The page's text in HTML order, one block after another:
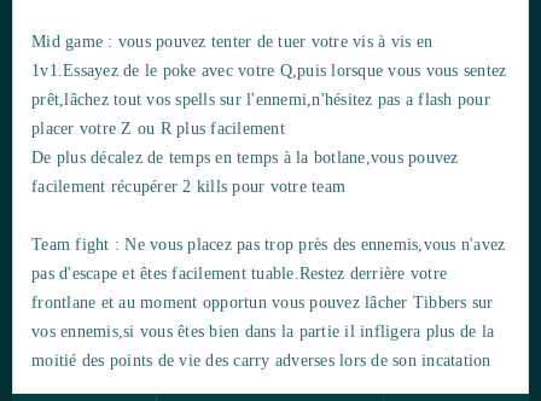
Mid game : vous pouvez tenter de tuer votre vis à vis en
1v1.Essayez de le poke avec votre Q,puis lorsque vous vous sentez
prêt,lâchez tout vos spells sur l'ennemi,n'hésitez pas a flash pour
placer votre Z ou R plus facilement
De plus décalez de temps en temps à la botlane,vous pouvez
facilement récupérer 2 kills pour votre team
Team fight : Ne vous placez pas trop près des ennemis,vous n'avez
pas d'escape et êtes facilement tuable.Restez derrière votre
frontlane et au moment opportun vous pouvez lâcher Tibbers sur
vos ennemis,si vous êtes bien dans la partie il infligera plus de la
moitié des points de vie des carry adverses lors de son incatation